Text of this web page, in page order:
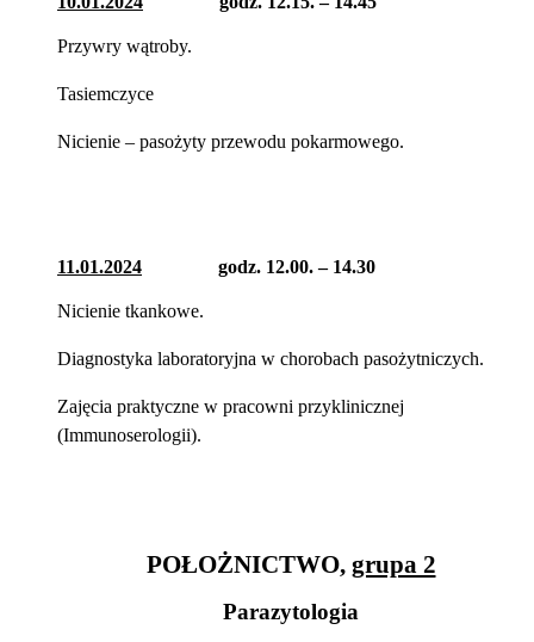
Przywry wątroby.
Tasiemczyce
Nicienie – pasożyty przewodu pokarmowego.
11.01.2024 godz. 12.00. – 14.30
Nicienie tkankowe.
Diagnostyka laboratoryjna w chorobach pasożytniczych.
Zajęcia praktyczne w pracowni przyklinicznej
(Immunoserologii).
POŁOŻNICTWO, grupa 2
Parazytologia